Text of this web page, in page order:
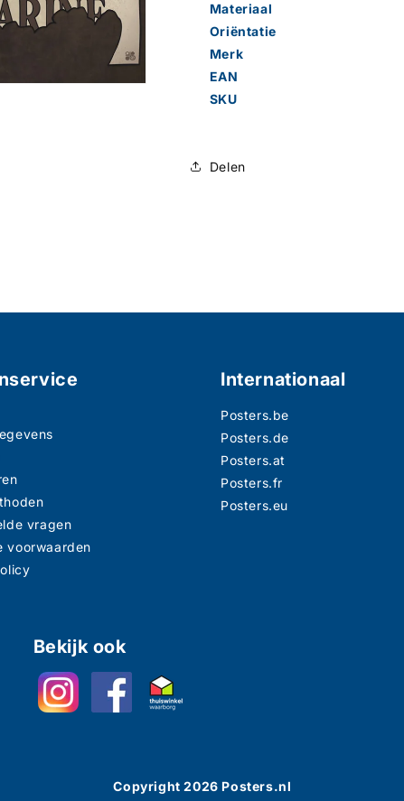
Materiaal
Oriëntatie
Merk
EAN
SKU
Delen
vragen
voorwaarden
Internationaal
Posters.be
Posters.de
Posters.at
Posters.fr
Posters.eu
Bekijk ook
Copyright2026 Posters.nl